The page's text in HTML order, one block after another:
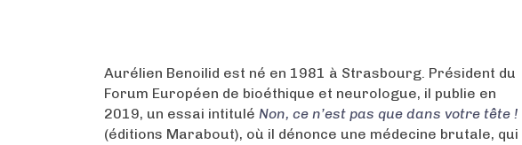
Aurélien Benoilid est né en 1981 à Strasbourg. Président du
Forum Européen de bioéthique et neurologue, il publie en
2019, un essai intitulé Non, ce n’est pas que dans votre tête !
(éditions Marabout), où il dénonce une médecine brutale, qui